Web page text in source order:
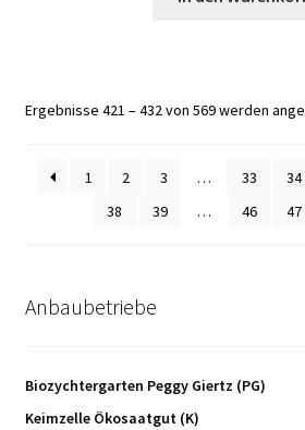
Ergebnisse 421 – 432 von 569 werden
1 2 3 … 33 34
38
39 … 46 47
Anbaubetriebe
Biozychtergarten Peggy Giertz (PG)
Keimzelle Ökosaatgut (K)